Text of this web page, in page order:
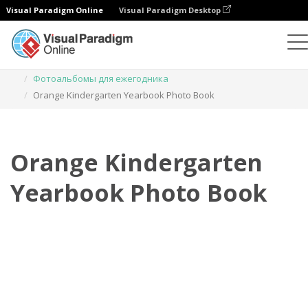
Visual Paradigm Online Visual Paradigm Desktop
Фотоальбомы для ежегодника
Orange Kindergarten Yearbook Photo Book
Orange Kindergarten
Yearbook Photo Book